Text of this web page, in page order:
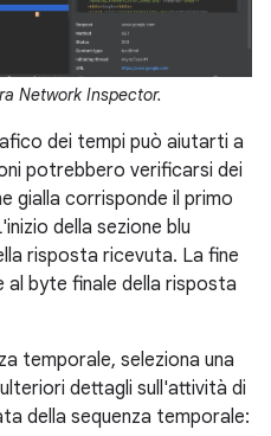
Network Inspector.
dei tempi può aiutarti a
potrebbero verificarsi dei
gialla corrisponde il primo
della sezione blu
risposta ricevuta. La fine
al byte finale della risposta
temporale, seleziona una
dettagli sull'attività di
della sequenza temporale: